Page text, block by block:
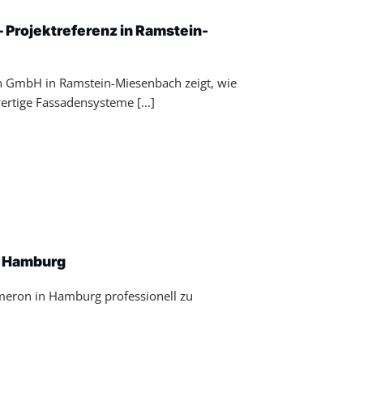
in Ramstein-
in Ramstein-Miesenbach zeigt, wie
Fassadensysteme [...]
in Hamburg professionell zu